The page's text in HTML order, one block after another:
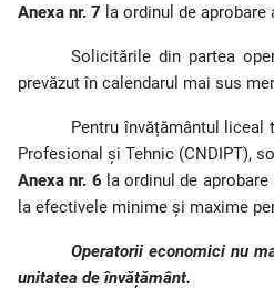
Anexa nr. 7 la ordinul de aprobare
Solicitările din partea
prevăzut în calendarul mai sus
Pentru învățământul liceal
Profesional și Tehnic (CNDIPT),
Anexa nr. 6 la ordinul de
la efectivele minime și maxime
Operatorii economici nu
unitatea de învățământ.